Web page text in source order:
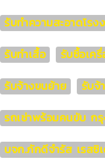
รับทำความสะอาดโรง
รับทำเสื้อ
รับซื้อเค
รับจ้างขนย้าย
รับจ้
รถเช่าพร้อมคนขับ ก
บจก.ภักดีจำรัส เรสซิ